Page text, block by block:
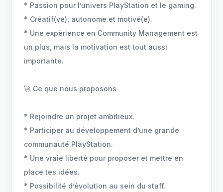
* Passion pour l’univers PlayStation et le gaming.
* Créatif(ve), autonome et motivé(e).
* Une expérience en Community Management est
un plus, mais la motivation est tout aussi
importante.
🚀 Ce que nous proposons
* Rejoindre un projet ambitieux.
* Participer au développement d’une grande
communauté PlayStation.
* Une vraie liberté pour proposer et mettre en
place tes idées.
* Possibilité d’évolution au sein du staff.